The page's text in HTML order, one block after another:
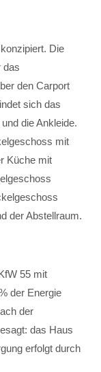
Die
das
den Carport
sich das
die Ankleide.
mit
Küche mit
der Abstellraum.
55 mit
der Energie
der
das Haus
erfolgt durch